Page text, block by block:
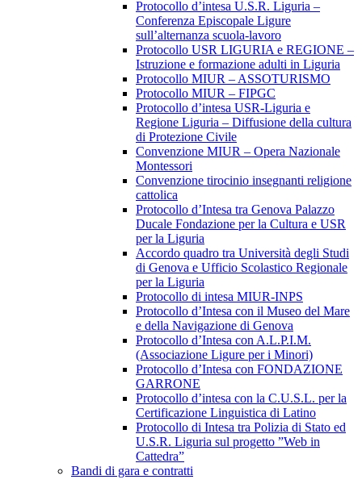
Protocollo d’intesa U.S.R. Liguria –
Conferenza Episcopale Ligure
sull’alternanza scuola-lavoro
Protocollo USR LIGURIA e REGIONE –
Istruzione e formazione adulti in Liguria
Protocollo MIUR – ASSOTURISMO
Protocollo MIUR – FIPGC
Protocollo d’intesa USR-Liguria e
Regione Liguria – Diffusione della cultura
di Protezione Civile
Convenzione MIUR – Opera Nazionale
Montessori
Convenzione tirocinio insegnanti religione
cattolica
Protocollo d’Intesa tra Genova Palazzo
Ducale Fondazione per la Cultura e USR
per la Liguria
Accordo quadro tra Università degli Studi
di Genova e Ufficio Scolastico Regionale
per la Liguria
Protocollo di intesa MIUR-INPS
Protocollo d’Intesa con il Museo del Mare
e della Navigazione di Genova
Protocollo d’Intesa con A.L.P.I.M.
(Associazione Ligure per i Minori)
Protocollo d’Intesa con FONDAZIONE
GARRONE
Protocollo d’intesa con la C.U.S.L. per la
Certificazione Linguistica di Latino
Protocollo di Intesa tra Polizia di Stato ed
U.S.R. Liguria sul progetto ”Web in
Cattedra”
Bandi di gara e contratti